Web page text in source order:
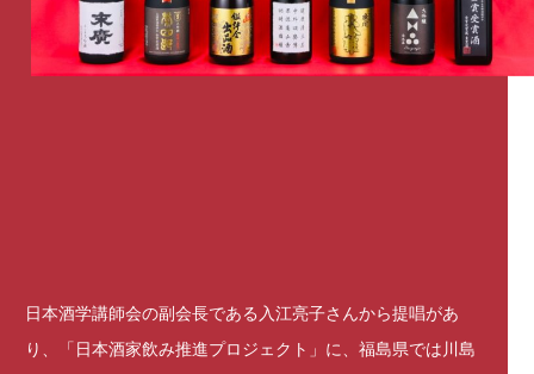
日本酒学講師会の副会長である入江亮子さんから提唱があ
り、「日本酒家飲み推進プロジェクト」に、福島県では川島